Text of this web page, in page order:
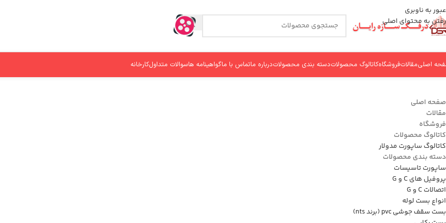
عبور به ناوبری
رفتن به محتوای اصلی
اصلیمقالاتفروشگاهکاتالوگ محصولاتدسته بندی محصولاتدرباره ماتماس با ماگواهینامه هاسوالات متداولکارخانه
صفحه اصلی
مقالات
فروشگاه
کاتالوگ محصولات
کاتالوگ ساپورت مدولار
دسته بندی محصولات
ساپورت تاسیسات
پروفیل های C و G
اتصالات C و G
انواع بست لوله
بست سقف جوشی pvc (برند nts)